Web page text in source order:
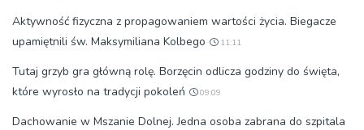
Aktywność fizyczna z propagowaniem wartości życia. Biegacze
upamiętnili św. Maksymiliana Kolbego
11:11
Tutaj grzyb gra główną rolę. Borzęcin odlicza godziny do święta,
które wyrosło na tradycji pokoleń
09:09
Dachowanie w Mszanie Dolnej. Jedna osoba zabrana do szpitala